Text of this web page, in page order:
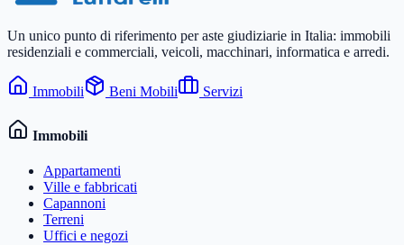
Un unico punto di riferimento per aste giudiziarie in Italia: immobili
residenziali e commerciali, veicoli, macchinari, informatica e arredi.
Immobili Beni Mobili Servizi
Immobili
Appartamenti
Ville e fabbricati
Capannoni
Terreni
Uffici e negozi